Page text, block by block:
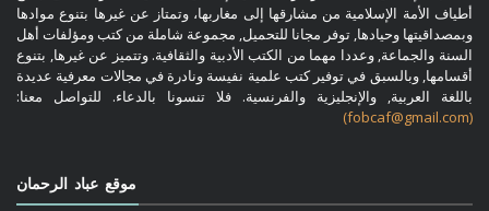
أطياف الأمة الإسلامية من مشارقها إلى مغاربها، وتمتاز عن غيرها بتنوع موادها
وبمصداقيتها وحيادها, توفر مجانا للتحميل, مجموعة شاملة من كتب ومؤلفات أهل
السنة والجماعة, وعددا مهما من الكتب الأدبية والثقافية. وتتميز عن غيرها, بتنوع
أقسامها, وبالسبق في توفير كتب علمية نفيسة ونادرة في مجالات معرفية عديدة
باللغة العربية, والإنجليزية والفرنسية. فلا تنسونا بالدعاء. للتواصل معنا:
(fobcaf@gmail.com)
موقع عباد الرحمان